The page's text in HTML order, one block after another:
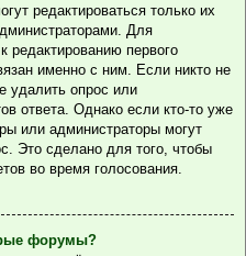
редактироваться только их
Для
редактированию первого
именно с ним. Если никто не
удалить опрос или
ответа. Однако если кто-то уже
или администраторы могут
Это сделано для того, чтобы
во время голосования.
форумы?